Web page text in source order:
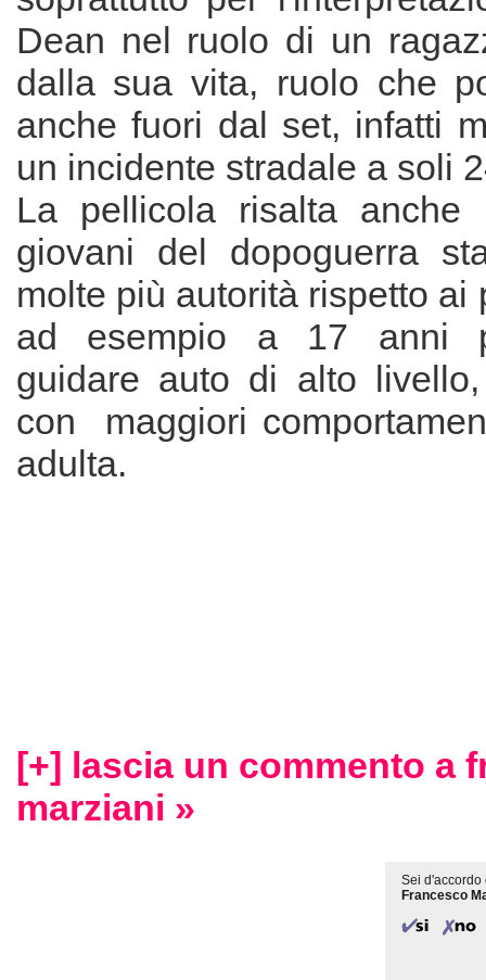
Dean nel ruolo di un
dalla sua vita, ruolo che
anche fuori dal set, infatti
un incidente stradale a soli
La pellicola risalta anche
giovani del dopoguerra
molte più autorità rispetto ai
ad esempio a 17 anni
guidare auto di alto
con maggiori
adulta.
[+] lascia un commento a
marziani »
Sei d'accordo
Francesco